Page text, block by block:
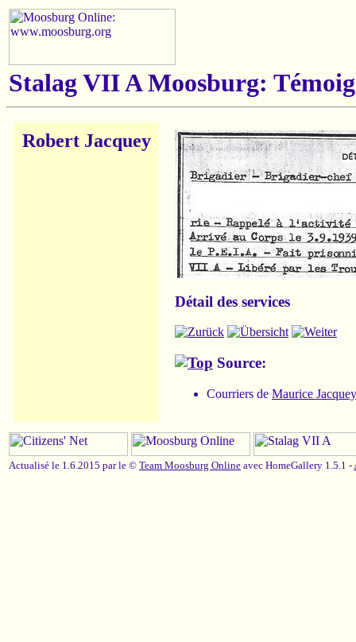
Stalag VII A Moosburg:
Robert Jacquey
Détail des services
Source:
Courriers de Maurice Jacquey
Actualisé le 1.6.2015 par le © Team Moosburg Online avec HomeGallery 1.5.1 -